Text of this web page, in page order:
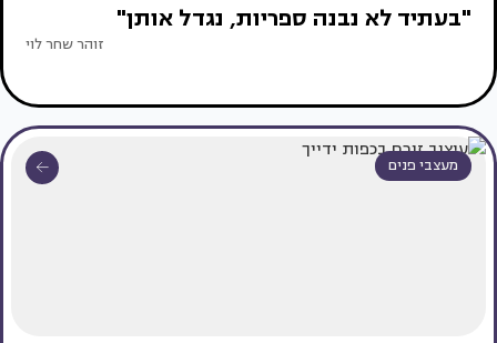
"בעתיד לא נבנה ספריות, נגדל אותן"
זוהר שחר לוי
מעצבי פנים